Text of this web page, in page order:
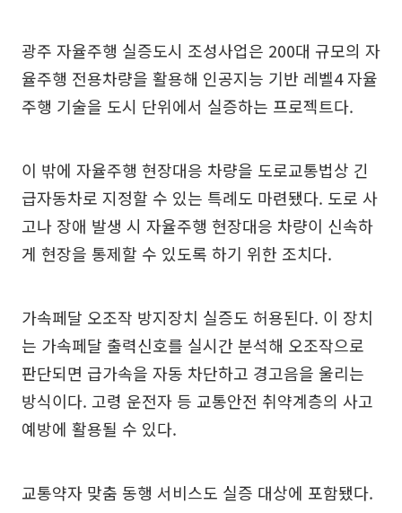
광주 자율주행 실증도시 조성사업은 200대 규모의 자
율주행 전용차량을 활용해 인공지능 기반 레벨4 자율
주행 기술을 도시 단위에서 실증하는 프로젝트다.
이 밖에 자율주행 현장대응 차량을 도로교통법상 긴
급자동차로 지정할 수 있는 특례도 마련됐다. 도로 사
고나 장애 발생 시 자율주행 현장대응 차량이 신속하
게 현장을 통제할 수 있도록 하기 위한 조치다.
가속페달 오조작 방지장치 실증도 허용된다. 이 장치
는 가속페달 출력신호를 실시간 분석해 오조작으로
판단되면 급가속을 자동 차단하고 경고음을 울리는
방식이다. 고령 운전자 등 교통안전 취약계층의 사고
예방에 활용될 수 있다.
교통약자 맞춤 동행 서비스도 실증 대상에 포함됐다.